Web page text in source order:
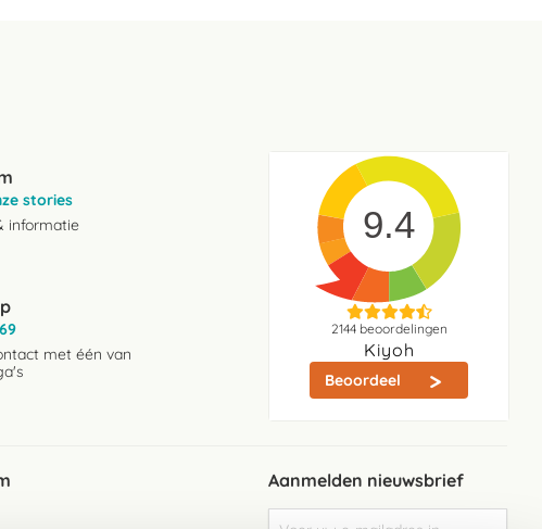
stories
informatie
met één van
9.4
2144beoordelingen
Kiyoh
Beoordeel
Aanmelden nieuwsbrief